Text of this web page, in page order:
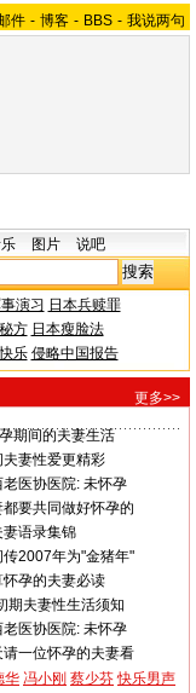
件 - 博客 - BBS - 我说两句
图片 说吧
演习 日本兵赎罪
方 日本瘦脸法
乐 侵略中国报告
更多>>
期间的夫妻生活
妻性爱更精彩
老医协医院: 未怀孕
都要共同做好怀孕的
语录集锦
传2007年为"金猪年"
怀孕的夫妻必读
期夫妻性生活须知
老医协医院: 未怀孕
请一位怀孕的夫妻看
华 冯小刚 蔡少芬 快乐男声